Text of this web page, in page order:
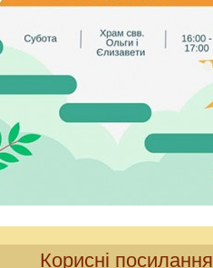
Корисні посилання